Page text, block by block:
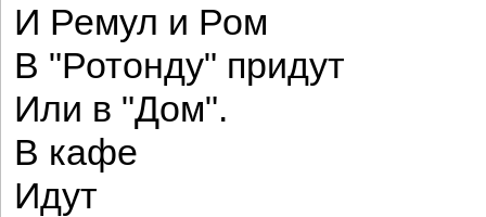
И Ремул и Ром
В "Ротонду" придут
Или в "Дом".
В кафе
Идут